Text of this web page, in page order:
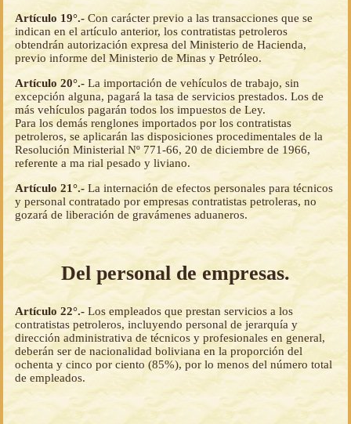
Artículo 19°.- Con carácter previo a las transacciones que se
indican en el artículo anterior, los contratistas petroleros
obtendrán autorización expresa del Ministerio de Hacienda,
previo informe del Ministerio de Minas y Petróleo.
Artículo 20°.- La importación de vehículos de trabajo, sin
excepción alguna, pagará la tasa de servicios prestados. Los de
más vehículos pagarán todos los impuestos de Ley.
Para los demás renglones importados por los contratistas
petroleros, se aplicarán las disposiciones procedimentales de la
Resolución Ministerial Nº 771-66, 20 de diciembre de 1966,
referente a ma rial pesado y liviano.
Artículo 21°.- La internación de efectos personales para técnicos
y personal contratado por empresas contratistas petroleras, no
gozará de liberación de gravámenes aduaneros.
Del personal de empresas.
Artículo 22°.- Los empleados que prestan servicios a los
contratistas petroleros, incluyendo personal de jerarquía y
dirección administrativa de técnicos y profesionales en general,
deberán ser de nacionalidad boliviana en la proporción del
ochenta y cinco por ciento (85%), por lo menos del número total
de empleados.